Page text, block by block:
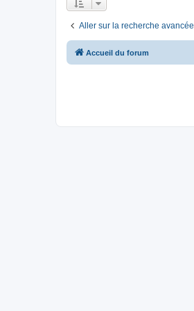
Aller sur la recherche avancée
Accueil du forum